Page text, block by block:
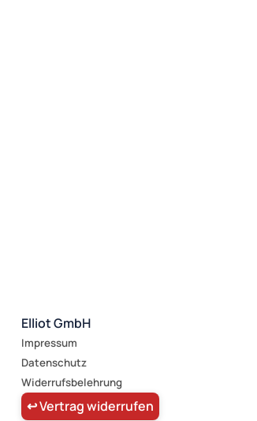
Elliot GmbH
Impressum
Datenschutz
Widerrufsbelehrung
↩ Vertrag widerrufen